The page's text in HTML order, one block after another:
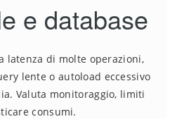
e database
latenza di molte operazioni,
lente o autoload eccessivo
Valuta monitoraggio, limiti
consumi.